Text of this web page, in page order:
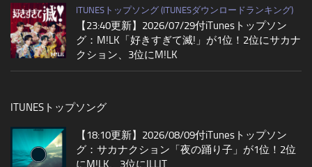
ITUNESトップソング (ITUNESダウンロードランキング)
【23:40更新】2026/07/29付iTunesトップソン
グ：M!LK「好きすぎて滅!」が1位！2位にサカナ
クション、3位にM!LK
ITUNESトップソング
【18:10更新】2026/08/09付iTunesトップソン
グ：サカナクション「夜の踊り子」が1位！2位
にM!LK、3位にILLIT